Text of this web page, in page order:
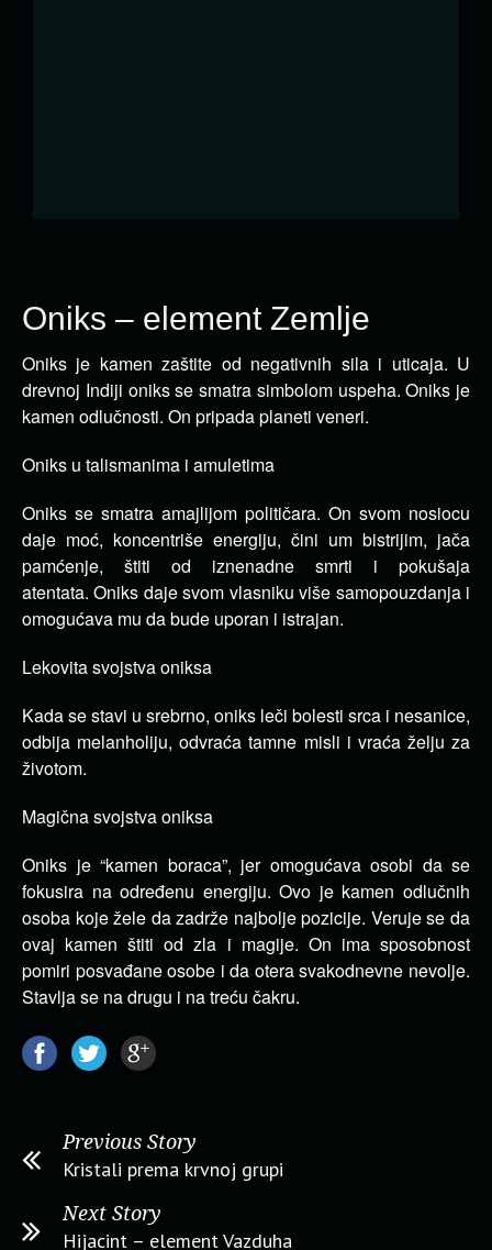
Oniks – element Zemlje
Oniks je kamen zaštite od negativnih sila i uticaja. U
drevnoj Indiji oniks se smatra simbolom uspeha. Oniks je
kamen odlučnosti. On pripada planeti veneri.
Oniks u talismanima i amuletima
Oniks se smatra amajlijom političara. On svom nosiocu
daje moć, koncentriše energiju, čini um bistrijim, jača
pamćenje, štiti od iznenadne smrti i pokušaja
atentata. Oniks daje svom vlasniku više samopouzdanja i
omogućava mu da bude uporan i istrajan.
Lekovita svojstva oniksa
Kada se stavi u srebrno, oniks leči bolesti srca i nesanice,
odbija melanholiju, odvraća tamne misli i vraća želju za
životom.
Magična svojstva oniksa
Oniks je “kamen boraca”, jer omogućava osobi da se
fokusira na određenu energiju. Ovo je kamen odlučnih
osoba koje žele da zadrže najbolje pozicije. Veruje se da
ovaj kamen štiti od zla i magije. On ima sposobnost
pomiri posvađane osobe i da otera svakodnevne nevolje.
Stavlja se na drugu i na treću čakru.
Previous Story
Kristali prema krvnoj grupi
Next Story
Hijacint – element Vazduha